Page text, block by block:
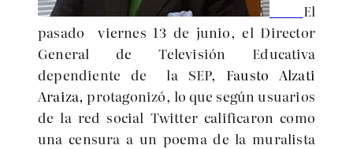
El
pasado viernes 13 de junio, el Director
General de Televisión Educativa
dependiente de la SEP, Fausto Alzati
Araiza,protagonizó, lo que según usuarios
de la red social Twitter calificaron como
una censura a un poema de la muralista